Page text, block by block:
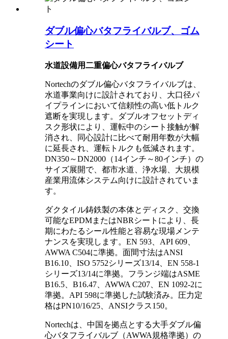
ダブル偏心バタフライバルブ、ゴム
シート
水道設備用二重偏心バタフライバルブ
Nortechのダブル偏心バタフライバルブは、
水道事業向けに設計されており、大口径パ
イプラインにおいて信頼性の高い低トルク
遮断を実現します。ダブルオフセットディ
スク形状により、運転中のシート接触が解
消され、同心設計に比べて耐用年数が大幅
に延長され、運転トルクも低減されます。
DN350～DN2000（14インチ～80インチ）の
サイズ展開で、都市水道、浄水場、大規模
産業用流体システム向けに設計されていま
す。
ダクタイル鋳鉄製の本体とディスク、交換
可能なEPDMまたはNBRシートにより、長
期にわたるシール性能と容易な現場メンテ
ナンスを実現します。EN 593、API 609、
AWWA C504に準拠。面間寸法はANSI
B16.10、ISO 5752シリーズ13/14、EN 558-1
シリーズ13/14に準拠。フランジ端はASME
B16.5、B16.47、AWWA C207、EN 1092-2に
準拠。API 598に準拠した試験済み。圧力定
格はPN10/16/25、ANSIクラス150。
Nortechは、中国を拠点とする大手ダブル偏
心バタフライバルブ（AWWA規格準拠）の